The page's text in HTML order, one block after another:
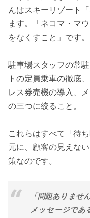
んはスキーリゾート
ます。「ネコマ・マ
をなくすこと」です。
駐車場スタッフの常
トの定員乗車の徹底
レス券売機の導入、
の三つに絞ること。
これらはすべて「待
元に、顧客の見えな
策なのです。
「問題ありませ
メッセージであ